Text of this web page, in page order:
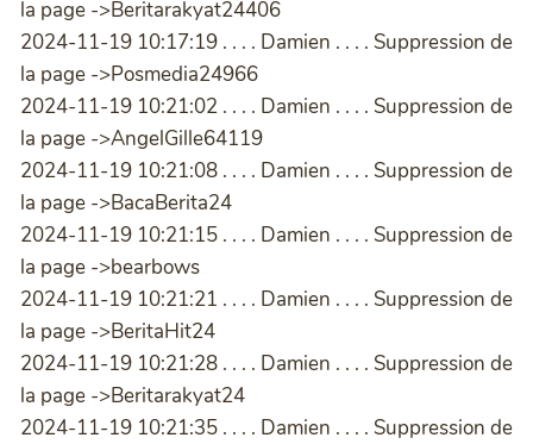
la page ->Beritarakyat24406
2024-11-19 10:17:19 . . . . Damien . . . . Suppression de
la page ->Posmedia24966
2024-11-19 10:21:02 . . . . Damien . . . . Suppression de
la page ->AngelGille64119
2024-11-19 10:21:08 . . . . Damien . . . . Suppression de
la page ->BacaBerita24
2024-11-19 10:21:15 . . . . Damien . . . . Suppression de
la page ->bearbows
2024-11-19 10:21:21 . . . . Damien . . . . Suppression de
la page ->BeritaHit24
2024-11-19 10:21:28 . . . . Damien . . . . Suppression de
la page ->Beritarakyat24
2024-11-19 10:21:35 . . . . Damien . . . . Suppression de